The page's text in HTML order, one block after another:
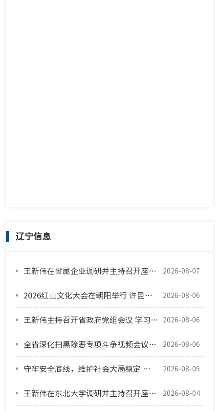
辽宁信息
王新伟在省属企业调研并主持召开座谈会 2026-08-07
2026红山文化大会在朝阳举行 许昆林出席并致辞 2026-08-06
王新伟主持召开省政府党组会议 学习贯彻省委十三届十一次全会精神 2026-08-06
全省深化扫黑除恶专项斗争视频会议召开 2026-08-06
守牢安全底线，维护社会大局稳定 ——三论学习贯彻省委十三届十一次全会精神 2026-08-05
王新伟在东北大学调研并主持召开座谈会 2026-08-04